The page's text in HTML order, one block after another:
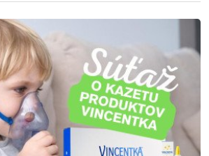
vo svete, jasné a zrozumiteľné hranice,
rešpekt, emócie, učenie
reálny život, spoločenské hry, vývin detí,